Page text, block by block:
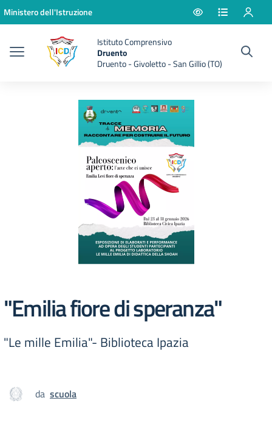
Vai ai contenuti
Vai al menu di navigazione
Vai al footer
Ministero dell'Istruzione
Istituto Comprensivo
Druento
Druento - Givoletto - San Gillio (TO)
"Emilia fiore di speranza"
"Le mille Emilia"- Biblioteca Ipazia
da scuola